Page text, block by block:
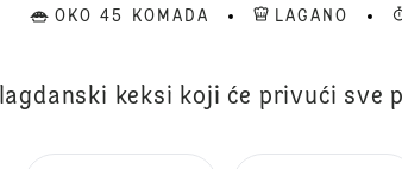
OKO 45 KOMADA LAGANO
keksi koji će privući sve